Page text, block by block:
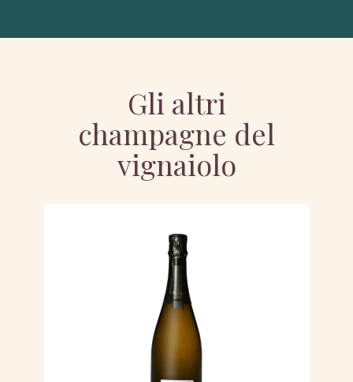
Gli altri
champagne del
vignaiolo